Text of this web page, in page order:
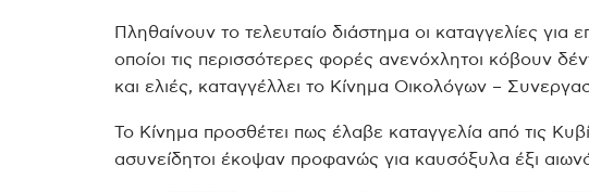
Πληθαίνουν το τελευταίο διάστημα οι καταγγελίες για
οποίοι τις περισσότερες φορές ανενόχλητοι κόβουν
και ελιές, καταγγέλλει το Κίνημα Οικολόγων –
Το Κίνημα προσθέτει πως έλαβε καταγγελία από τις
ασυνείδητοι έκοψαν προφανώς για καυσόξυλα έξι